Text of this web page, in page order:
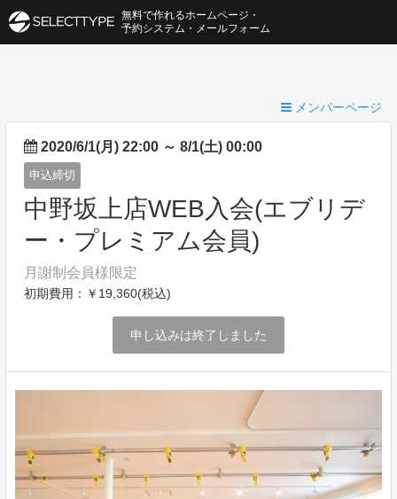
メンバーページ
2020/6/1(月) 22:00 ～ 8/1(土) 00:00
申込締切
中野坂上店WEB入会(エブリデ
ー・プレミアム会員)
月謝制会員様限定
初期費用：￥19,360(税込)
申し込みは終了しました
無料で作れるホームページ・
予約システム・メールフォーム